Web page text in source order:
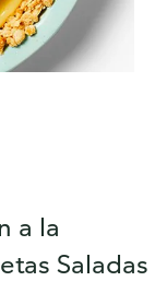
a la
Saladas